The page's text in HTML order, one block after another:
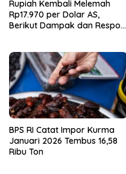
Rupiah Kembali Melemah
Rp17.970 per Dolar AS,
Berikut Dampak dan Respon
BPS RI Catat Impor Kurma
Januari 2026 Tembus 16,58
Ribu Ton